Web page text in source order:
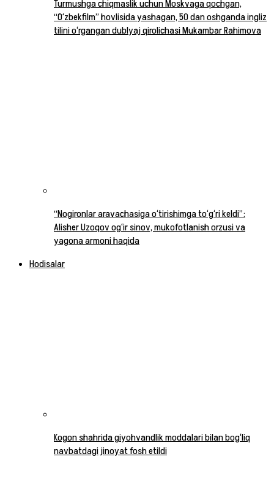
Turmushga chiqmaslik uchun Moskvaga qochgan,
“O‘zbekfilm” hovlisida yashagan, 50 dan oshganda ingliz
tilini o‘rgangan dublyaj qirolichasi Mukambar Rahimova
“Nogironlar aravachasiga o‘tirishimga to‘g‘ri keldi”:
Alisher Uzoqov og‘ir sinov, mukofotlanish orzusi va
yagona armoni haqida
Hodisalar
Kogon shahrida giyohvandlik moddalari bilan bog‘liq
navbatdagi jinoyat fosh etildi